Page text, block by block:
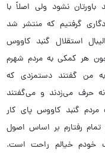
نشود ولی اصلاً با
گرفتیم که منتشر شد
استقلال گنبد کاووس
هر کمکی به مردم شهرم
به من گفتند دستمزدی که
حرف می‌زدند و می‌گفتند
مردم گنبد کاووس پای کار
رفتارم بر اساس اصول
خودم خیالم راحت است.